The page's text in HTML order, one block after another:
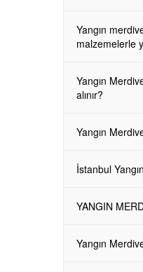
Yangın
malzemelerle
Yangın
alınır?
Yangın
İstanbul
YANGIN
Yangın